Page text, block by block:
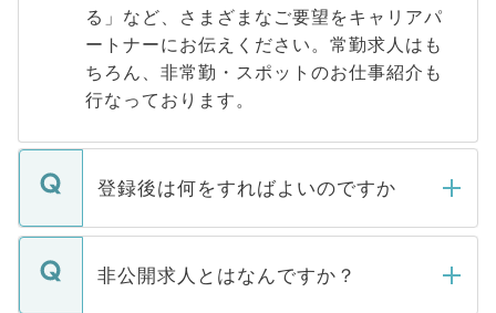
る」など、さまざまなご要望をキャリアパ
ートナーにお伝えください。常勤求人はも
ちろん、非常勤・スポットのお仕事紹介も
行なっております。
登録後は何をすればよいのですか
ご登録いただきましたら、弊社担当者がご
登録内容を確認し、その後メールもしくは
非公開求人とはなんですか？